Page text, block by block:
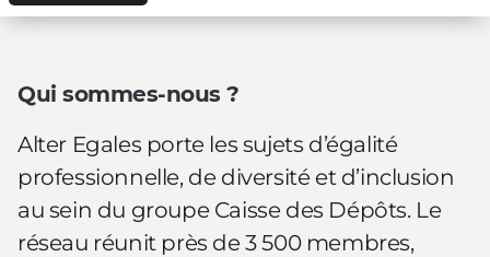
Alter
Qui sommes-nous ?
Alter Egales porte les sujets d’égalité
professionnelle, de diversité et d’inclusion
au sein du groupe Caisse des Dépôts. Le
réseau réunit près de 3 500 membres,